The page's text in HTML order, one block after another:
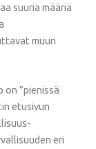
suuria määriä
muun
”pienissä
etusivun
eri